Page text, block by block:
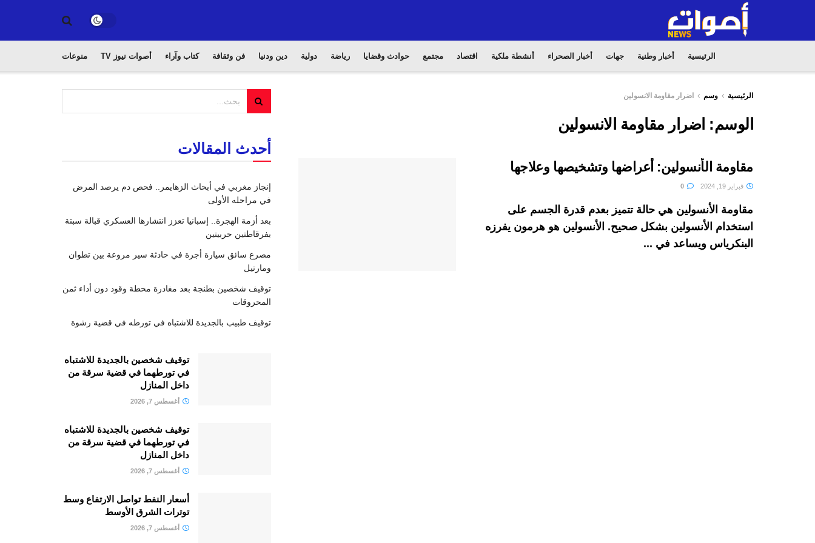
الرئيسية أخبار وطنية جهات أخبار الصحراء أنشطة ملكية اقتصاد مجتمع حوادث وقضايا رياضة دولية دين ودنيا فن وثقافة كتاب وآراء أصوات نيوز TV منوعات
الرئيسية وسم اضرار مقاومة الانسولين
الوسم: اضرار مقاومة الانسولين
مقاومة الأنسولين: أعراضها وتشخيصها وعلاجها
فبراير 19, 2024
مقاومة الأنسولين هي حالة تتميز بعدم قدرة الجسم على
استخدام الأنسولين بشكل صحيح. الأنسولين هو هرمون يفرزه
البنكرياس ويساعد في ...
أحدث المقالات
إنجاز مغربي في أبحاث الزهايمر.. فحص دم يرصد المرض
في مراحله الأولى
بعد أزمة الهجرة.. إسبانيا تعزز انتشارها العسكري قبالة سبتة
بفرقاطتين حربيتين
مصرع سائق سيارة أجرة في حادثة سير مروعة بين تطوان
ومارتيل
توقيف شخصين بطنجة بعد مغادرة محطة وقود دون أداء ثمن
المحروقات
توقيف طبيب بالجديدة للاشتباه في تورطه في قضية رشوة
توقيف شخصين بالجديدة للاشتباه
في تورطهما في قضية سرقة من
داخل المنازل
أغسطس 7, 2026
توقيف شخصين بالجديدة للاشتباه
في تورطهما في قضية سرقة من
داخل المنازل
أغسطس 7, 2026
أسعار النفط تواصل الارتفاع وسط
توترات الشرق الأوسط
أغسطس 7, 2026